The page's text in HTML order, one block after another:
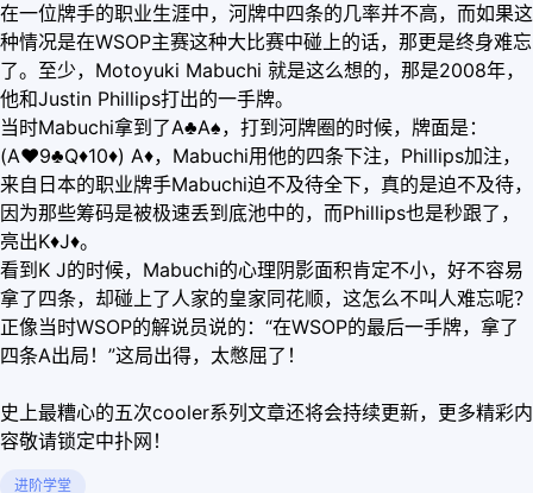
在一位牌手的职业生涯中，河牌中四条的几率并不高，而如果这
种情况是在WSOP主赛这种大比赛中碰上的话，那更是终身难忘
了。至少，Motoyuki Mabuchi 就是这么想的，那是2008年，
他和Justin Phillips打出的一手牌。
当时Mabuchi拿到了A♣A♠，打到河牌圈的时候，牌面是：
(A♥9♣Q♦10♦) A♦，Mabuchi用他的四条下注，Phillips加注，
来自日本的职业牌手Mabuchi迫不及待全下，真的是迫不及待，
因为那些筹码是被极速丢到底池中的，而Phillips也是秒跟了，
亮出K♦J♦。
看到K J的时候，Mabuchi的心理阴影面积肯定不小，好不容易
拿了四条，却碰上了人家的皇家同花顺，这怎么不叫人难忘呢？
正像当时WSOP的解说员说的：“在WSOP的最后一手牌，拿了
四条A出局！”这局出得，太憋屈了！
史上最糟心的五次cooler系列文章还将会持续更新，更多精彩内
容敬请锁定中扑网！
进阶学堂